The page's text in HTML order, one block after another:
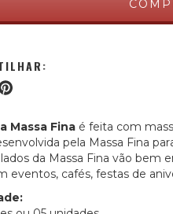
Massa Fina é feita com
pela Massa Fina
da Massa Fina vão bem
eventos, cafés, festas de